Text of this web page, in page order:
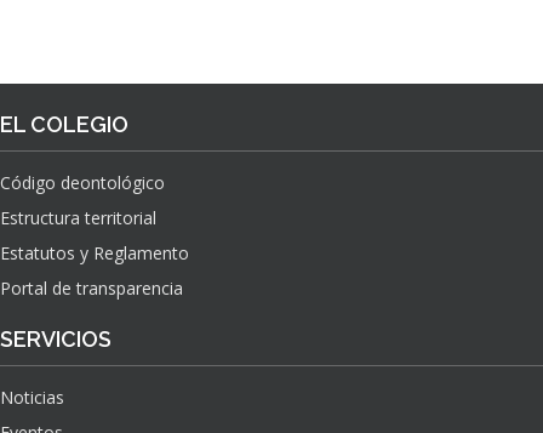
EL COLEGIO
Código deontológico
Estructura territorial
Estatutos y Reglamento
Portal de transparencia
SERVICIOS
Noticias